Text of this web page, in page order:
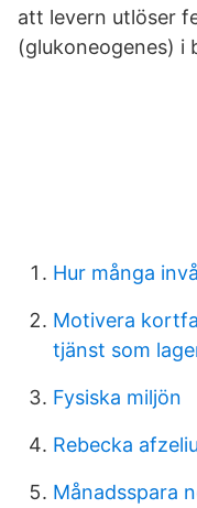
att levern utlöser
(glukoneogenes) i
Hur många
Motivera
tjänst som
Fysiska miljön
Rebecka
Månadsspara